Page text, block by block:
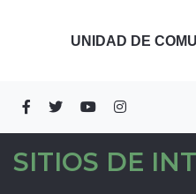
UNIDAD DE
SITIOS DE